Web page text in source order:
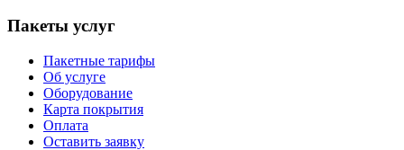
Пакеты услуг
Пакетные тарифы
Об услуге
Оборудование
Карта покрытия
Оплата
Оставить заявку